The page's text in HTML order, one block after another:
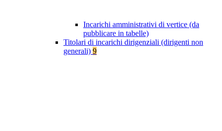
Incarichi amministrativi di vertice (da
pubblicare in tabelle)
Titolari di incarichi dirigenziali (dirigenti non
generali) 9